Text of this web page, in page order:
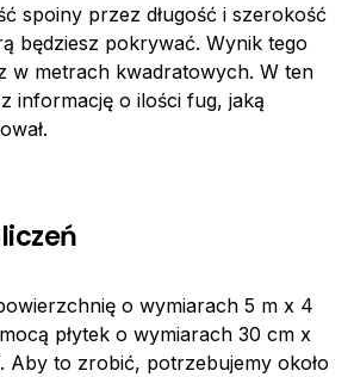
spoiny przez długość i szerokość
będziesz pokrywać. Wynik tego
w metrach kwadratowych. W ten
informację o ilości fug, jaką
o wymiarach 5 m x 4
płytek o wymiarach 30 cm x
Aby to zrobić, potrzebujemy około